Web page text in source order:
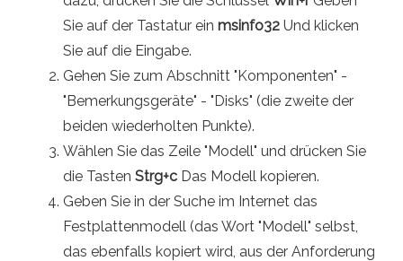
Sie auf der Tastatur ein msinfo32 Und klicken
Sie auf die Eingabe.
Gehen Sie zum Abschnitt "Komponenten" -
"Bemerkungsgeräte" - "Disks" (die zweite der
beiden wiederholten Punkte).
Wählen Sie das Zeile "Modell" und drücken Sie
die Tasten Strg+c Das Modell kopieren.
Geben Sie in der Suche im Internet das
Festplattenmodell (das Wort "Modell" selbst,
das ebenfalls kopiert wird, aus der Anforderung